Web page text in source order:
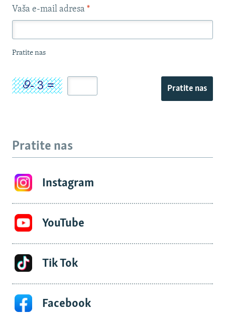
Vaša e-mail adresa *
Pratite nas
Pratite nas
Pratite nas
Instagram
YouTube
Tik Tok
Facebook